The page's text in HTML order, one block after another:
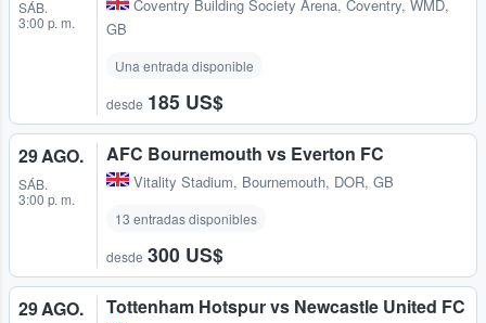
SÁB.
3:00 p. m.
Coventry Building Society Arena, Coventry, WMD,
GB
Una entrada disponible
desde 185 US$
29 AGO.
SÁB.
3:00 p. m.
AFC Bournemouth vs Everton FC
Vitality Stadium, Bournemouth, DOR, GB
13 entradas disponibles
desde 300 US$
29 AGO. Tottenham Hotspur vs Newcastle United FC